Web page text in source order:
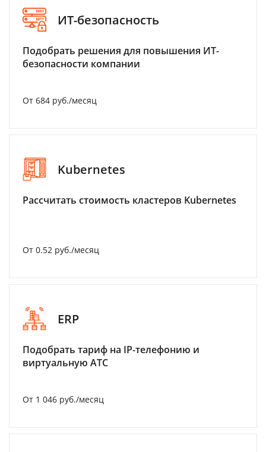
ИТ-безопасность
Подобрать решения для повышения ИТ-
безопасности компании
От 684 руб./месяц
Kubernetes
Рассчитать стоимость кластеров Kubernetes
От 0.52 руб./месяц
ERP
Подобрать тариф на IP-телефонию и
виртуальную АТС
От 1 046 руб./месяц